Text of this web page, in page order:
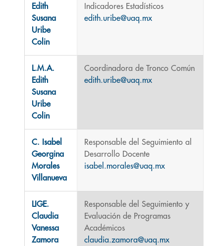
Edith
Susana
Uribe
Colin
Indicadores Estadísticos
edith.uribe@uaq.mx
L.M.A.
Edith
Susana
Uribe
Colin
Coordinadora de Tronco Común
edith.uribe@uaq.mx
C. Isabel
Georgina
Morales
Villanueva
Responsable del Seguimiento al
Desarrollo Docente
isabel.morales@uaq.mx
LIGE.
Claudia
Vanessa
Zamora
Responsable del Seguimiento y
Evaluación de Programas
Académicos
claudia.zamora@uaq.mx